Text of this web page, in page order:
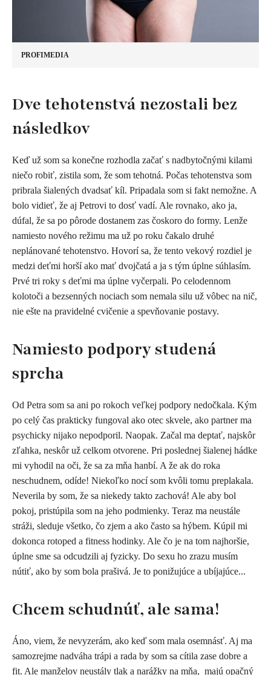
PROFIMEDIA
Dve tehotenstvá nezostali bez
následkov
Keď už som sa konečne rozhodla začať s nadbytočnými kilami
niečo robiť, zistila som, že som tehotná. Počas tehotenstva som
pribrala šialených dvadsať kíl. Pripadala som si fakt nemožne. A
bolo vidieť, že aj Petrovi to dosť vadí. Ale rovnako, ako ja,
dúfal, že sa po pôrode dostanem zas čoskoro do formy. Lenže
namiesto nového režimu ma už po roku čakalo druhé
neplánované tehotenstvo. Hovorí sa, že tento vekový rozdiel je
medzi deťmi horší ako mať dvojčatá a ja s tým úplne súhlasím.
Prvé tri roky s deťmi ma úplne vyčerpali. Po celodennom
kolotoči a bezsenných nociach som nemala silu už vôbec na nič,
nie ešte na pravidelné cvičenie a spevňovanie postavy.
Namiesto podpory studená
sprcha
Od Petra som sa ani po rokoch veľkej podpory nedočkala. Kým
po celý čas prakticky fungoval ako otec skvele, ako partner ma
psychicky nijako nepodporil. Naopak. Začal ma deptať, najskôr
zľahka, neskôr už celkom otvorene. Pri poslednej šialenej hádke
mi vyhodil na oči, že sa za mňa hanbí. A že ak do roka
neschudnem, odíde! Niekoľko nocí som kvôli tomu preplakala.
Neverila by som, že sa niekedy takto zachová! Ale aby bol
pokoj, pristúpila som na jeho podmienky. Teraz ma neustále
stráži, sleduje všetko, čo zjem a ako často sa hýbem. Kúpil mi
dokonca rotoped a fitness hodinky. Ale čo je na tom najhoršie,
úplne sme sa odcudzili aj fyzicky. Do sexu ho zrazu musím
nútiť, ako by som bola prašivá. Je to ponižujúce a ubíjajúce...
Chcem schudnúť, ale sama!
Áno, viem, že nevyzerám, ako keď som mala osemnásť. Aj ma
samozrejme nadváha trápi a rada by som sa cítila zase dobre a
fit. Ale manželov neustály tlak a narážky na mňa, majú opačný